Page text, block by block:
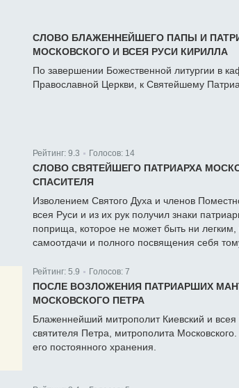
СЛОВО БЛАЖЕННЕЙШЕГО ПАПЫ И
МОСКОВСКОГО И ВСЕЯ РУСИ КИРИЛЛА
По завершении Божественной литургии в
Православной Церкви, к Святейшему
Рейтинг: 9.3 Голосов: 14
СЛОВО СВЯТЕЙШЕГО ПАТРИАРХА
СПАСИТЕЛЯ
Изволением Святого Духа и членов
всея Руси и из их рук получил знаки
поприща, которое не может быть ни легким,
самоотдачи и полного посвящения себя
Рейтинг: 5.9 Голосов: 7
ПОСЛЕ ВОЗЛОЖЕНИЯ ПАТРИАРШИХ
МОСКОВСКОГО ПЕТРА
Блаженнейший митрополит Киевский и
святителя Петра, митрополита
его постоянного хранения.